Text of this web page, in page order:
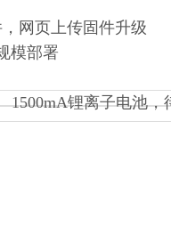
网页上传固件升级
模部署
1500mA锂离子电池，